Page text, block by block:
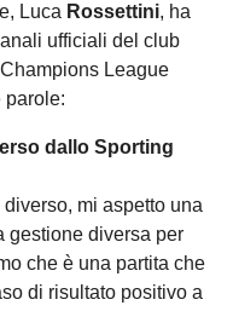
Luca Rossettini, ha
ufficiali del club
League
parole:
dallo Sporting
mi aspetto una
gestione diversa per
che è una partita che
di risultato positivo a